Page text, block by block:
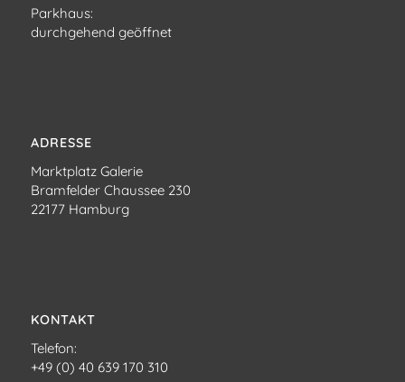
Parkhaus:
durchgehend geöffnet
ADRESSE
Marktplatz Galerie
Bramfelder Chaussee 230
22177 Hamburg
KONTAKT
Telefon:
+49 (0) 40 639 170 310